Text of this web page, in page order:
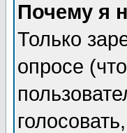
Почему я
Только
опросе